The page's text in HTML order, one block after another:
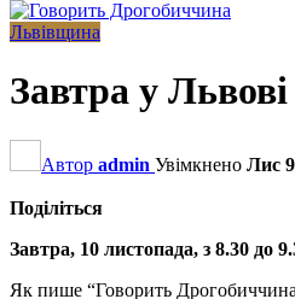
Львівщина
Завтра у
Автор admin Увімкнено Лис
Поділіться
Завтра, 10 листопада, з 8.30 до
Як пише “Говорить